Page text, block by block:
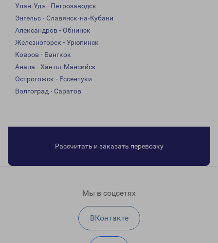
Улан-Удэ - Петрозаводск
Энгельс - Славянск-на-Кубани
Александров - Обнинск
Железногорск - Урюпинск
Ковров - Бангкок
Анапа - Ханты-Мансийск
Острогожск - Ессентуки
Волгоград - Саратов
Рассчитать и заказать перевозку
Мы в соцсетях
ВКонтакте